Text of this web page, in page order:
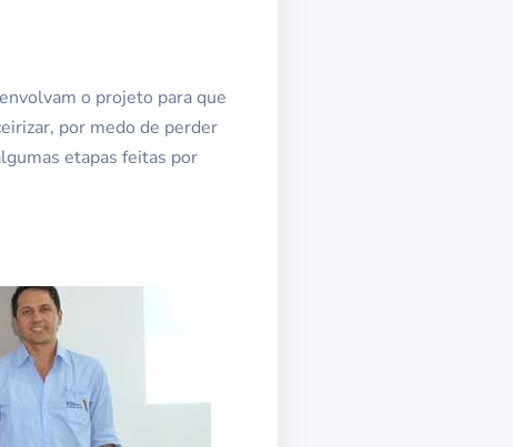
o projeto para que
por medo de perder
etapas feitas por